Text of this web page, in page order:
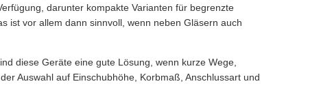
darunter kompakte Varianten für begrenzte
ist vor allem dann sinnvoll, wenn neben Gläsern auch
diese Geräte eine gute Lösung, wenn kurze Wege,
Auswahl auf Einschubhöhe, Korbmaß, Anschlussart und